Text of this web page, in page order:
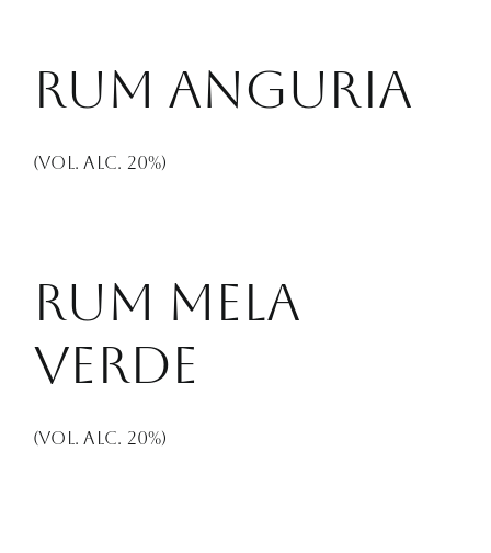
Rum Anguria
(Vol. Alc. 20%)
Rum Mela
Verde
(Vol. Alc. 20%)